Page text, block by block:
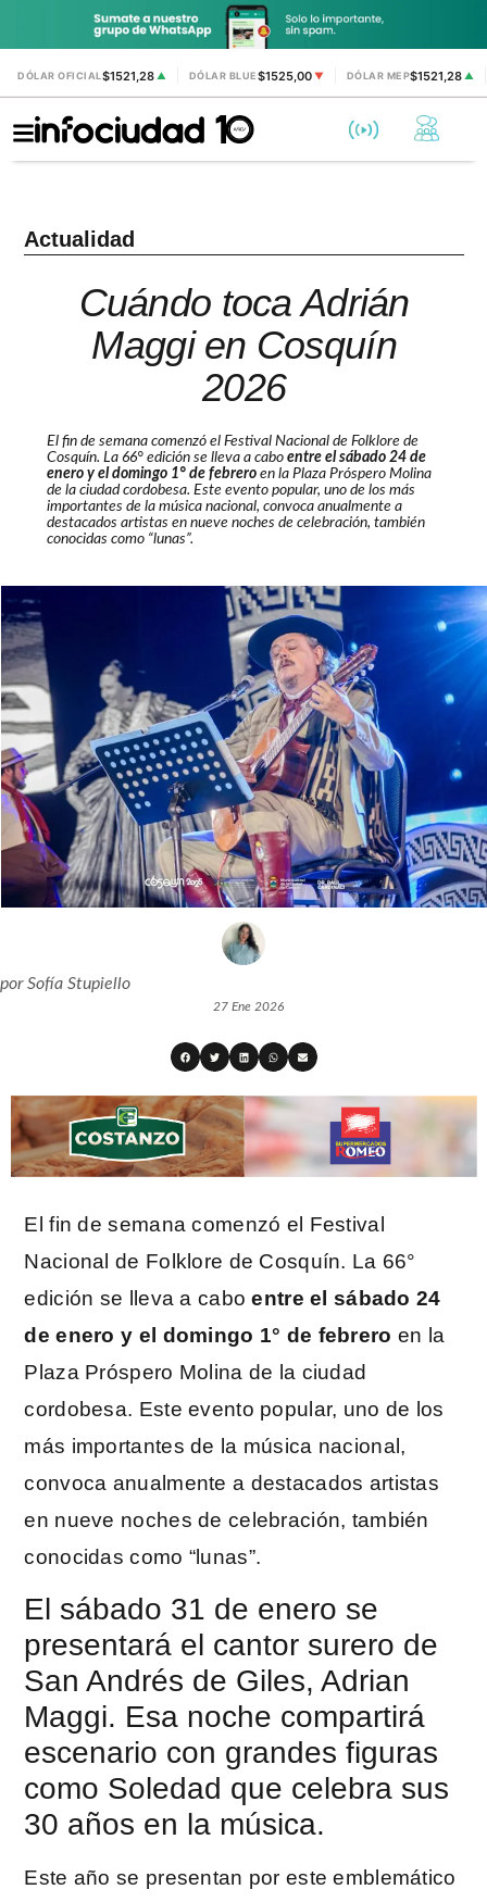
DÓLAR OFICIAL$1521,28 ▲ DÓLAR BLUE$1525,00 ▼ DÓLAR MEP$1521,28▲
Actualidad
Cuándo toca Adrián
Maggi en Cosquín
2026
El fin de semana comenzó el Festival Nacional de Folklore de
Cosquín. La 66° edición se lleva a cabo entre el sábado 24 de
enero y el domingo 1° de febrero en la Plaza Próspero Molina
de la ciudad cordobesa. Este evento popular, uno de los más
importantes de la música nacional, convoca anualmente a
destacados artistas en nueve noches de celebración, también
conocidas como “lunas”.
porSofía Stupiello
27 Ene 2026
El fin de semana comenzó el Festival
Nacional de Folklore de Cosquín. La 66°
edición se lleva a caboentre el sábado 24
de enero y el domingo 1° de febrero en la
Plaza Próspero Molina de la ciudad
cordobesa. Este evento popular, uno de los
más importantes de la música nacional,
convoca anualmente a destacados artistas
en nueve noches de celebración, también
conocidas como “lunas”.
El sábado 31 de enero se
presentará el cantor surero de
San Andrés de Giles, Adrian
Maggi. Esa noche compartirá
escenario con grandes figuras
como Soledad que celebra sus
30 años en la música.
Este año se presentan por este emblemático